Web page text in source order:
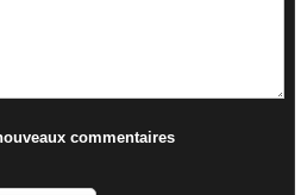
commentaires